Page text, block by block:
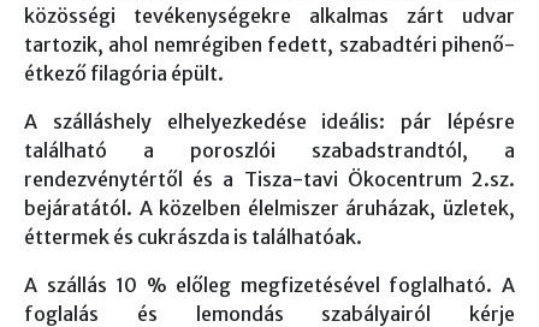
közösségi tevékenységekre alkalmas zárt udvar
tartozik, ahol nemrégiben fedett, szabadtéri pihenő-
étkező filagória épült.
A szálláshely elhelyezkedése ideális: pár lépésre
található a poroszlói szabadstrandtól, a
rendezvénytértől és a Tisza-tavi Ökocentrum 2.sz.
bejáratától. A közelben élelmiszer áruházak, üzletek,
éttermek és cukrászda is találhatóak.
A szállás 10 % előleg megfizetésével foglalható. A
foglalás és lemondás szabályairól kérje